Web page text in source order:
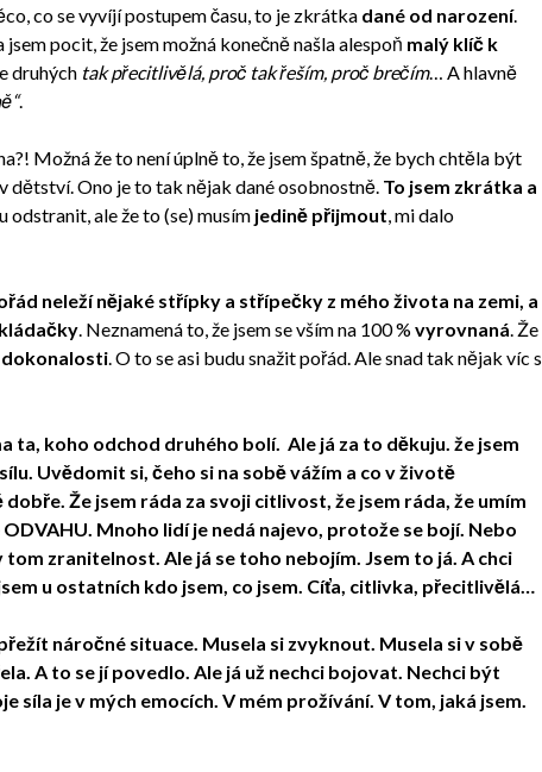
co se vyvíjí postupem času, to je zkrátka dané od narození.
pocit, že jsem možná konečně našla alespoň malý klíč k
druhých tak přecitlivělá, proč tak řeším, proč brečím… A hlavně
.
Možná že to není úplně to, že jsem špatně, že bych chtěla být
dětství. Ono je to tak nějak dané osobnostně. To jsem zkrátka a
odstranit, ale že to (se) musím jedině přijmout, mi dalo
neleží nějaké střípky a střípečky z mého života na zemi, a
. Neznamená to, že jsem se vším na 100 %vyrovnaná. Že
. O to se asi budu snažit pořád. Ale snad tak nějak víc s
ta, koho odchod druhého bolí. Ale já za to děkuju. že jsem
Uvědomit si, čeho si na sobě vážím a co v životě
Že jsem ráda za svoji citlivost, že jsem ráda, že umím
Mnoho lidí je nedá najevo, protože se bojí. Nebo
zranitelnost. Ale já se toho nebojím. Jsem to já. A chci
u ostatních kdo jsem, co jsem. Cíťa, citlivka, přecitlivělá…
náročné situace. Musela si zvyknout. Musela si v sobě
A to se jí povedlo. Ale já už nechci bojovat. Nechci být
síla je v mých emocích. V mém prožívání. V tom, jaká jsem.